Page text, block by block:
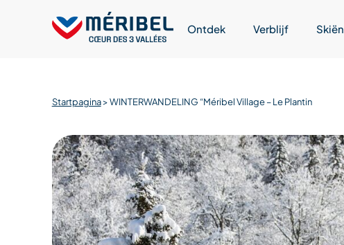
Ontdek Verblijf Skiën
Startpagina>WINTERWANDELING “Méribel Village – Le Plantin